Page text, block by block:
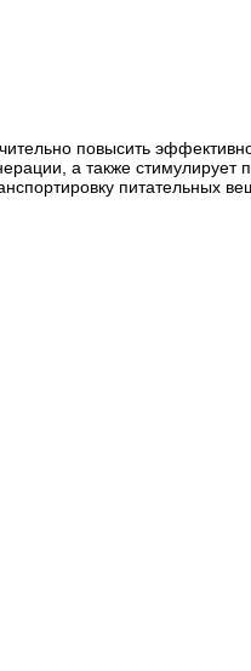
повысить
а также
питательных